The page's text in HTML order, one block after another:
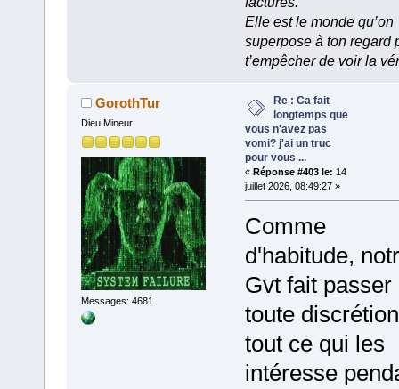
Elle est le monde qu’on
superpose à ton regard
t’empêcher de voir la
GorothTur
Dieu Mineur
Messages: 4681
Re : Ca fait
longtemps que
vous n'avez pas
vomi? j'ai un truc
pour vous ...
« Réponse #403 le: 14
juillet 2026, 08:49:27 »
Comme
d'habitude,
Gvt fait passer
toute discrétion
tout ce qui les
intéresse